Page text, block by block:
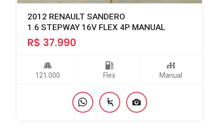
2012 RENAULT SANDERO
1.6 STEPWAY 16V FLEX 4P MANUAL
R$ 37.990
121.000 Flex Manual